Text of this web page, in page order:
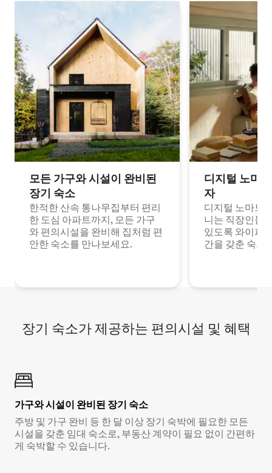
모든 가구와 시설이 완비된
장기 숙소
한적한 산속 통나무집부터 편리
한 도심 아파트까지, 모든 가구
와 편의시설을 완비해 집처럼 편
안한 숙소를 만나보세요.
디지털 노마
자
디지털 노마드
니는 직장인들
있도록 와이파
간을 갖춘 숙소
장기 숙소가 제공하는 편의시설 및 혜택
가구와 시설이 완비된 장기 숙소
주방 및 가구 완비 등 한 달 이상 장기 숙박에 필요한 모든
시설을 갖춘 임대 숙소로, 부동산 계약이 필요 없이 간편하
게 숙박할 수 있습니다.